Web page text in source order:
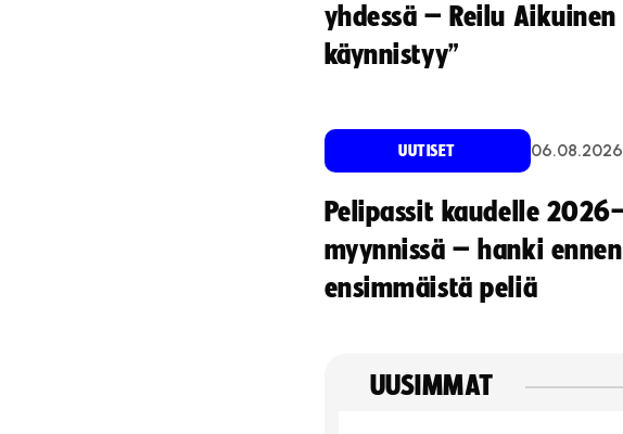
yhdessä – Reilu
käynnistyy”
UUTISET 06.08.2026
Pelipassit kaudelle
myynnissä – hanki ennen
ensimmäistä peliä
UUSIMMAT